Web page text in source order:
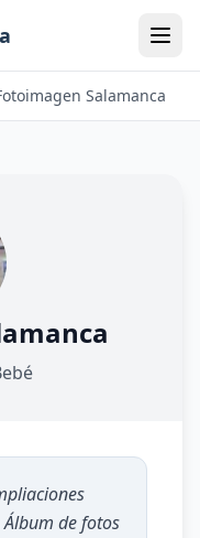
Salamanca
Álbum de fotos